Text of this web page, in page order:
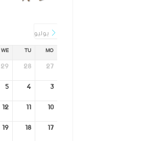
يوليو
MO
TU
WE
27
28
29
3
4
5
10
11
12
17
18
19